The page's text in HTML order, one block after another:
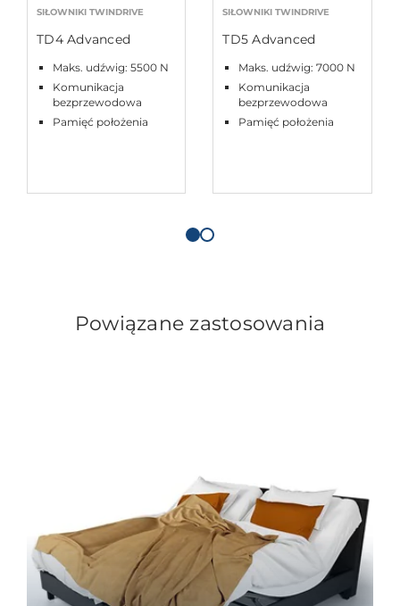
SIŁOWNIKI TWINDRIVE
TD4 Advanced
Maks. udźwig: 5500 N
Komunikacja
bezprzewodowa
Pamięć położenia
SIŁOWNIKI TWINDRIVE
TD5 Advanced
Maks. udźwig: 7000 N
Komunikacja
bezprzewodowa
Pamięć położenia
Powiązane zastosowania